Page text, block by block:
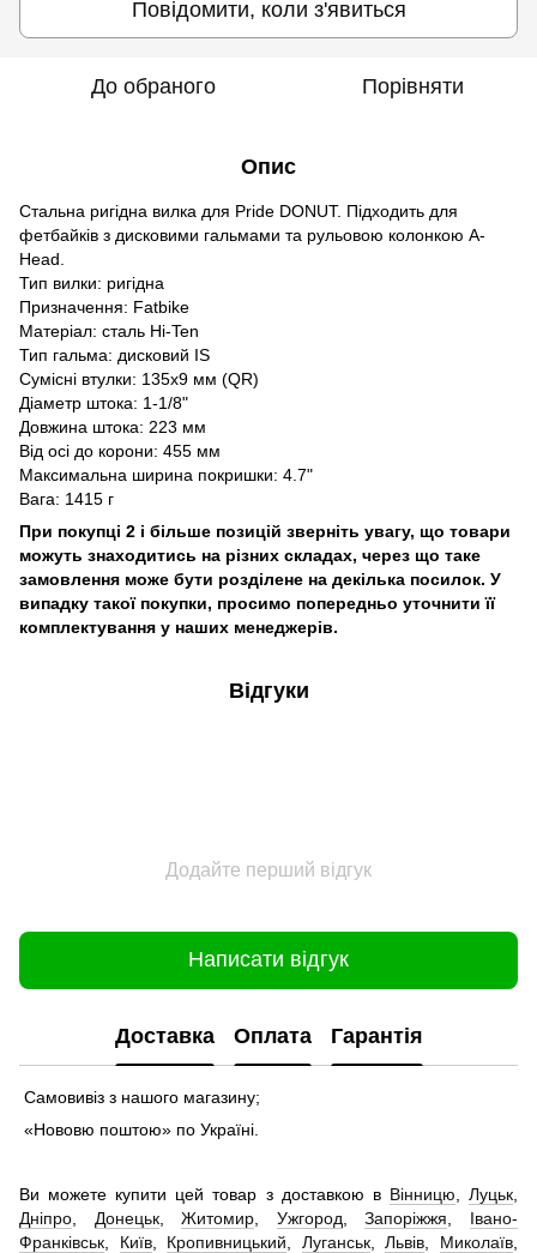
Повідомити, коли з'явиться
До обраного Порівняти
Опис
Стальна ригідна вилка для Pride DONUT. Підходить для
фетбайків з дисковими гальмами та рульовою колонкою A-
Head.
Тип вилки: ригідна
Призначення: Fatbike
Матеріал: сталь Hi-Ten
Тип гальма: дисковий IS
Сумісні втулки: 135х9 мм (QR)
Діаметр штока: 1-1/8"
Довжина штока: 223 мм
Від осі до корони: 455 мм
Максимальна ширина покришки: 4.7"
Вага: 1415 г
При покупці 2 і більше позицій зверніть увагу, що товари
можуть знаходитись на різних складах, через що таке
замовлення може бути розділене на декілька посилок. У
випадку такої покупки, просимо попередньо уточнити її
комплектування у наших менеджерів.
Відгуки
Додайте перший відгук
Написати відгук
Доставка Оплата Гарантія
Самовивіз з нашого магазину;
«Нововю поштою» по Україні.
Ви можете купити цей товар з доставкою в Вінницю ,Луцьк
Дніпро
Донецьк,Житомир Ужгород ,Запоріжжя
Івано-
Франківськ
Київ, Кропивницький Луганськ,Львів Миколаїв